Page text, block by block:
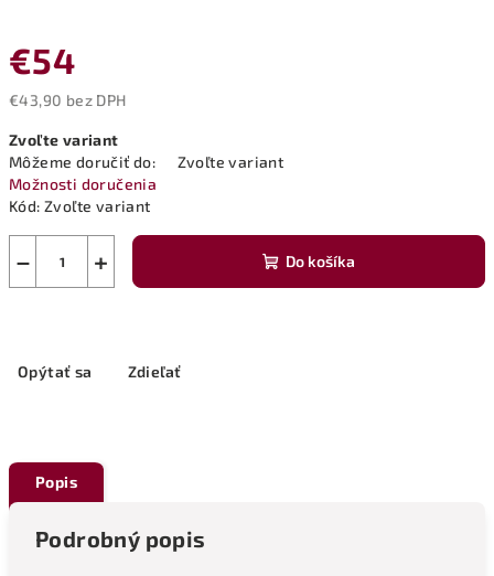
€54
€43,90 bez DPH
cena:
Zvoľte variant
Môžeme doručiť do:
Zvoľte variant
Možnosti doručenia
Kód: Zvoľte variant
+
− Do košíka
Opýtať sa Zdieľať
Popis
Podrobný popis